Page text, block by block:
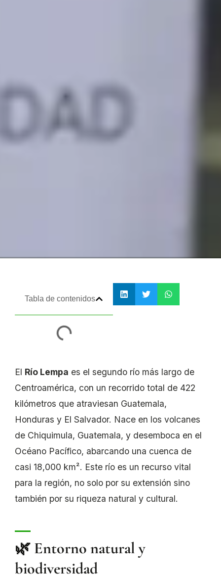
Tabla de contenidos
El Río Lempa es el segundo río más largo de
Centroamérica, con un recorrido total de 422
kilómetros que atraviesan Guatemala,
Honduras y El Salvador. Nace en los volcanes
de Chiquimula, Guatemala, y desemboca en el
Océano Pacífico, abarcando una cuenca de
casi 18,000 km². Este río es un recurso vital
para la región, no solo por su extensión sino
también por su riqueza natural y cultural.
🌿 Entorno natural y
biodiversidad